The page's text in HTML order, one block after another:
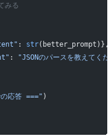
みる
: str(better_prompt)},
:
"JSONのパースを教えてく
の応答 ===" )